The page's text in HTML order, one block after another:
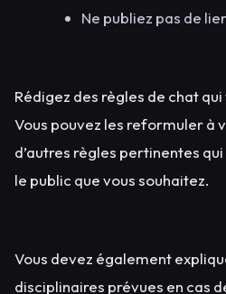
Ne publiez pas de
Rédigez des règles de chat
Vous pouvez les reformuler à
d’autres règles pertinentes
le public que vous souhaitez.
Vous devez également
disciplinaires prévues en cas